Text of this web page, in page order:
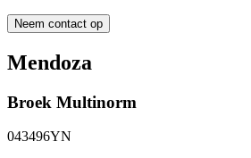
Neem contact op
Mendoza
Broek Multinorm
043496YN